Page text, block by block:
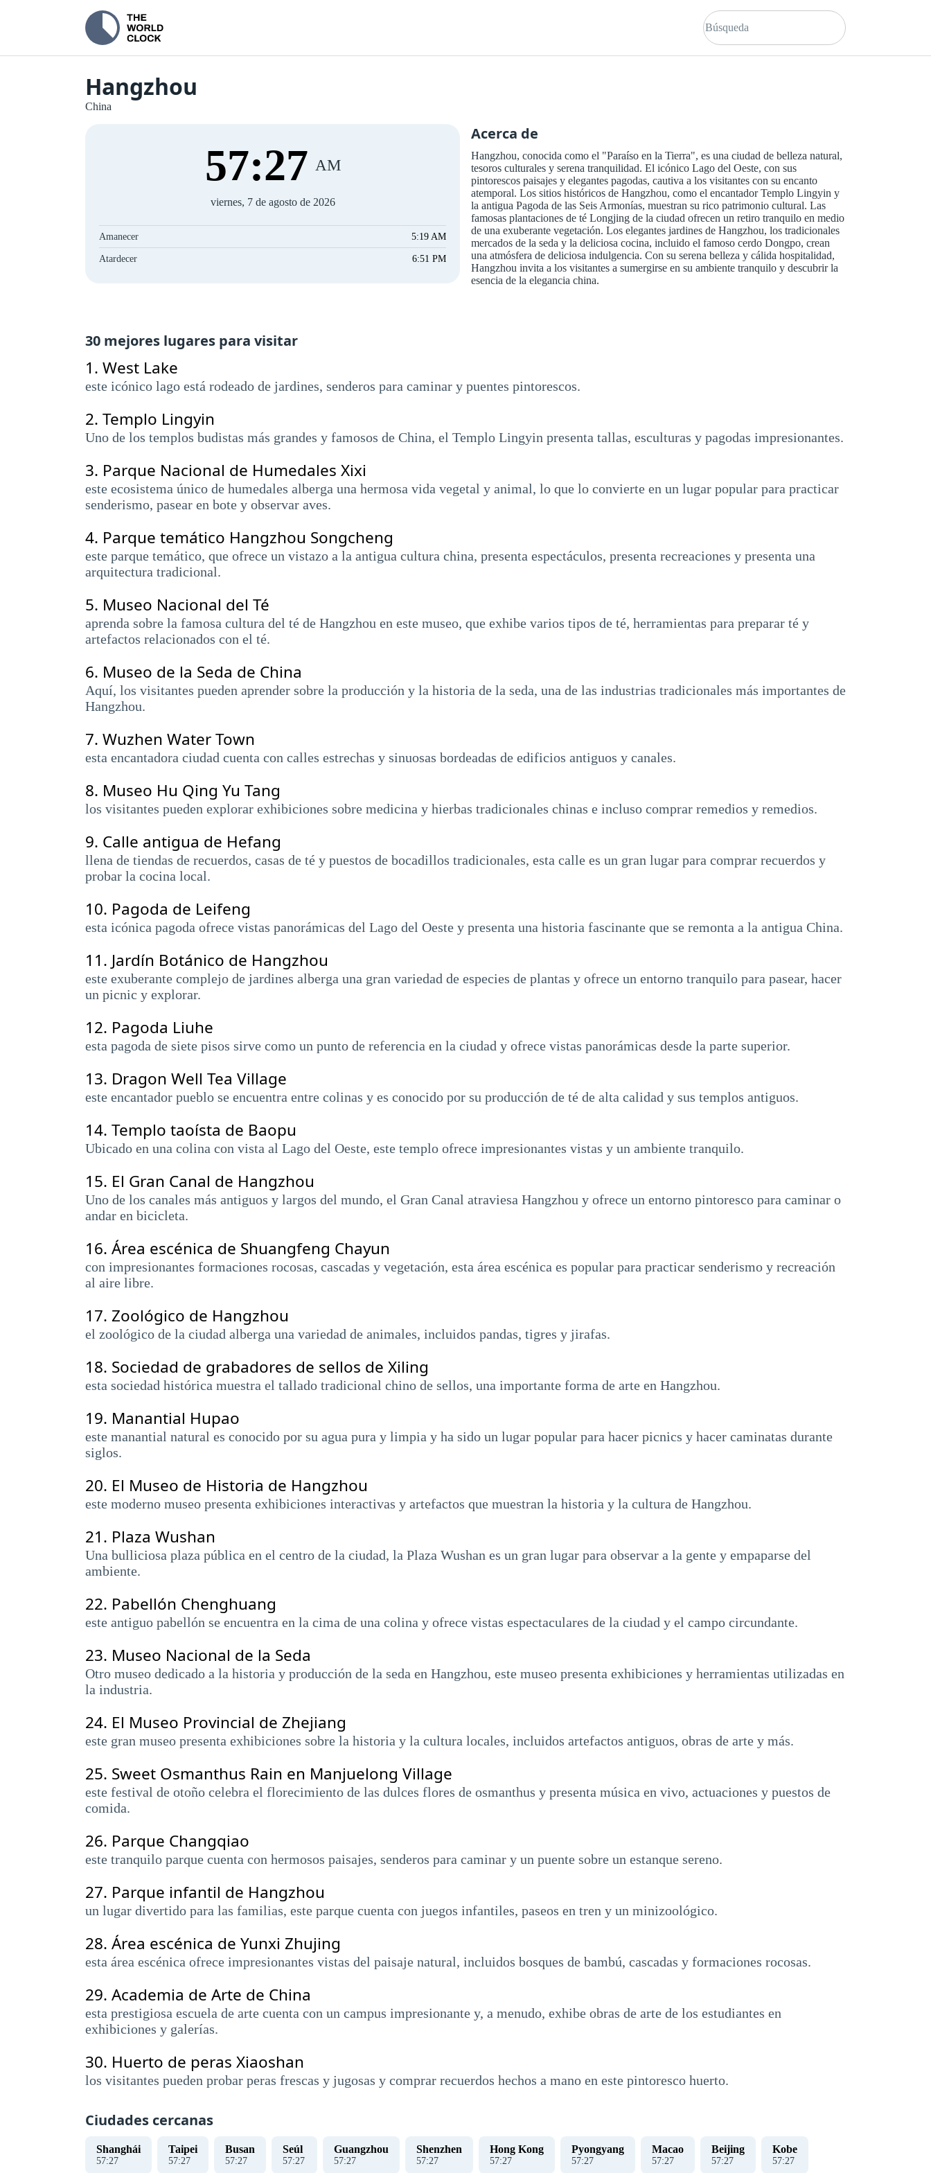
Hangzhou
China
57:28 AM
viernes, 7 de agosto de 2026
Amanecer 5:19 AM
Atardecer 6:51 PM
Acerca de
Hangzhou, conocida como el "Paraíso en la Tierra", es una ciudad de belleza natural,
tesoros culturales y serena tranquilidad. El icónico Lago del Oeste, con sus
pintorescos paisajes y elegantes pagodas, cautiva a los visitantes con su encanto
atemporal. Los sitios históricos de Hangzhou, como el encantador Templo Lingyin y
la antigua Pagoda de las Seis Armonías, muestran su rico patrimonio cultural. Las
famosas plantaciones de té Longjing de la ciudad ofrecen un retiro tranquilo en medio
de una exuberante vegetación. Los elegantes jardines de Hangzhou, los tradicionales
mercados de la seda y la deliciosa cocina, incluido el famoso cerdo Dongpo, crean
una atmósfera de deliciosa indulgencia. Con su serena belleza y cálida hospitalidad,
Hangzhou invita a los visitantes a sumergirse en su ambiente tranquilo y descubrir la
esencia de la elegancia china.
30 mejores lugares para visitar
1. West Lake
este icónico lago está rodeado de jardines, senderos para caminar y puentes pintorescos.
2. Templo Lingyin
Uno de los templos budistas más grandes y famosos de China, el Templo Lingyin presenta tallas, esculturas y pagodas impresionantes.
3. Parque Nacional de Humedales Xixi
este ecosistema único de humedales alberga una hermosa vida vegetal y animal, lo que lo convierte en un lugar popular para practicar
senderismo, pasear en bote y observar aves.
4. Parque temático Hangzhou Songcheng
este parque temático, que ofrece un vistazo a la antigua cultura china, presenta espectáculos, presenta recreaciones y presenta una
arquitectura tradicional.
5. Museo Nacional del Té
aprenda sobre la famosa cultura del té de Hangzhou en este museo, que exhibe varios tipos de té, herramientas para preparar té y
artefactos relacionados con el té.
6. Museo de la Seda de China
Aquí, los visitantes pueden aprender sobre la producción y la historia de la seda, una de las industrias tradicionales más importantes de
Hangzhou.
7. Wuzhen Water Town
esta encantadora ciudad cuenta con calles estrechas y sinuosas bordeadas de edificios antiguos y canales.
8. Museo Hu Qing Yu Tang
los visitantes pueden explorar exhibiciones sobre medicina y hierbas tradicionales chinas e incluso comprar remedios y remedios.
9. Calle antigua de Hefang
llena de tiendas de recuerdos, casas de té y puestos de bocadillos tradicionales, esta calle es un gran lugar para comprar recuerdos y
probar la cocina local.
10. Pagoda de Leifeng
esta icónica pagoda ofrece vistas panorámicas del Lago del Oeste y presenta una historia fascinante que se remonta a la antigua China.
11. Jardín Botánico de Hangzhou
este exuberante complejo de jardines alberga una gran variedad de especies de plantas y ofrece un entorno tranquilo para pasear, hacer
un picnic y explorar.
12. Pagoda Liuhe
esta pagoda de siete pisos sirve como un punto de referencia en la ciudad y ofrece vistas panorámicas desde la parte superior.
13. Dragon Well Tea Village
este encantador pueblo se encuentra entre colinas y es conocido por su producción de té de alta calidad y sus templos antiguos.
14. Templo taoísta de Baopu
Ubicado en una colina con vista al Lago del Oeste, este templo ofrece impresionantes vistas y un ambiente tranquilo.
15. El Gran Canal de Hangzhou
Uno de los canales más antiguos y largos del mundo, el Gran Canal atraviesa Hangzhou y ofrece un entorno pintoresco para caminar o
andar en bicicleta.
16. Área escénica de Shuangfeng Chayun
con impresionantes formaciones rocosas, cascadas y vegetación, esta área escénica es popular para practicar senderismo y recreación
al aire libre.
17. Zoológico de Hangzhou
el zoológico de la ciudad alberga una variedad de animales, incluidos pandas, tigres y jirafas.
18. Sociedad de grabadores de sellos de Xiling
esta sociedad histórica muestra el tallado tradicional chino de sellos, una importante forma de arte en Hangzhou.
19. Manantial Hupao
este manantial natural es conocido por su agua pura y limpia y ha sido un lugar popular para hacer picnics y hacer caminatas durante
siglos.
20. El Museo de Historia de Hangzhou
este moderno museo presenta exhibiciones interactivas y artefactos que muestran la historia y la cultura de Hangzhou.
21. Plaza Wushan
Una bulliciosa plaza pública en el centro de la ciudad, la Plaza Wushan es un gran lugar para observar a la gente y empaparse del
ambiente.
22. Pabellón Chenghuang
este antiguo pabellón se encuentra en la cima de una colina y ofrece vistas espectaculares de la ciudad y el campo circundante.
23. Museo Nacional de la Seda
Otro museo dedicado a la historia y producción de la seda en Hangzhou, este museo presenta exhibiciones y herramientas utilizadas en
la industria.
24. El Museo Provincial de Zhejiang
este gran museo presenta exhibiciones sobre la historia y la cultura locales, incluidos artefactos antiguos, obras de arte y más.
25. Sweet Osmanthus Rain en Manjuelong Village
este festival de otoño celebra el florecimiento de las dulces flores de osmanthus y presenta música en vivo, actuaciones y puestos de
comida.
26. Parque Changqiao
este tranquilo parque cuenta con hermosos paisajes, senderos para caminar y un puente sobre un estanque sereno.
27. Parque infantil de Hangzhou
un lugar divertido para las familias, este parque cuenta con juegos infantiles, paseos en tren y un minizoológico.
28. Área escénica de Yunxi Zhujing
esta área escénica ofrece impresionantes vistas del paisaje natural, incluidos bosques de bambú, cascadas y formaciones rocosas.
29. Academia de Arte de China
esta prestigiosa escuela de arte cuenta con un campus impresionante y, a menudo, exhibe obras de arte de los estudiantes en
exhibiciones y galerías.
30. Huerto de peras Xiaoshan
los visitantes pueden probar peras frescas y jugosas y comprar recuerdos hechos a mano en este pintoresco huerto.
Ciudades cercanas
Shanghái
57:28
Taipei
57:28
Busan
57:28
Seúl
57:28
Guangzhou
57:28
Shenzhen
57:28
Hong Kong
57:28
Pyongyang
57:28
Macao
57:28
Beijing
57:28
Kobe
57:28